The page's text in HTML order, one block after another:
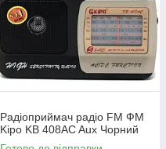
Радіоприймач радіо FM ФМ
Kipo KB 408AC Aux Чорний